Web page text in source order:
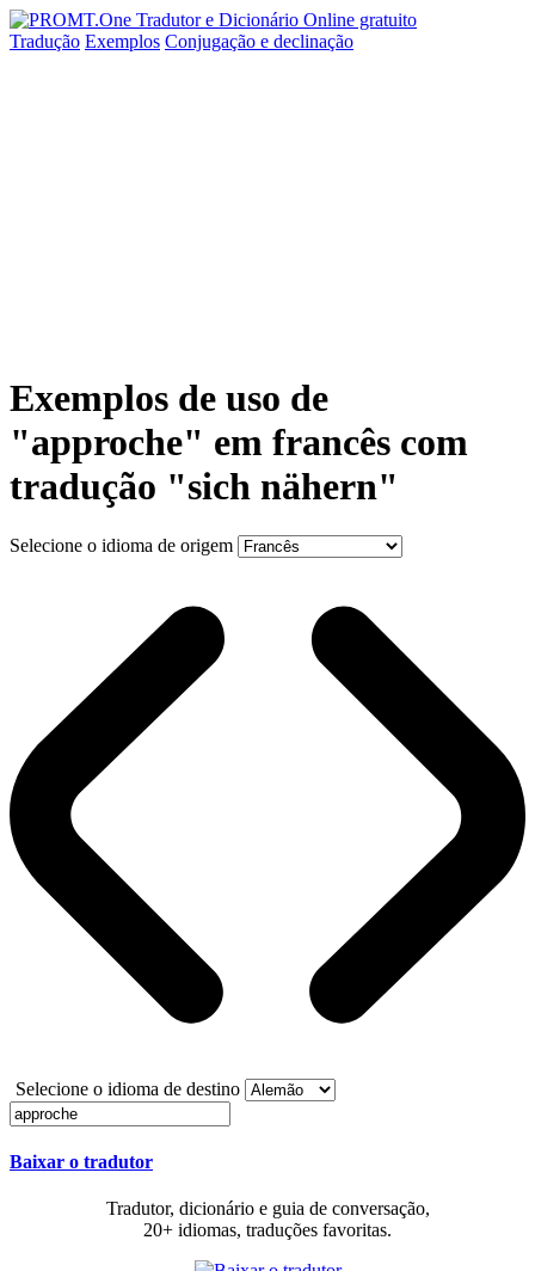
Tradução Exemplos Conjugação e declinação
Exemplos de uso de
"approche" em francês com
tradução "sich nähern"
Selecione o idioma de origem
Selecione o idioma de destino
Baixar o tradutor
Tradutor, dicionário e guia de conversação,
20+ idiomas, traduções favoritas.